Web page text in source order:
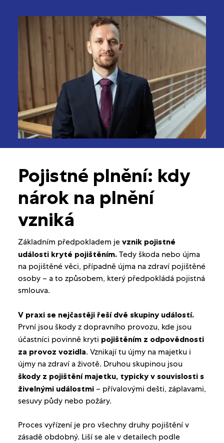
Pojistné plnění: kdy
nárok na plnění
vzniká
Základním předpokladem je vznik pojistné
události kryté pojištěním.Tedy škoda nebo újma
na pojištěné věci, případně újma na zdraví pojištěné
osoby – a to způsobem, který předpokládá pojistná
smlouva.
V praxi se nejčastěji řeší dvě skupiny událostí.
První jsou škody z dopravního provozu, kde jsou
účastníci povinně kryti pojištěním z odpovědnosti
za provoz vozidla. Vznikají tu újmy na majetku i
újmy na zdraví a životě. Druhou skupinou jsou
škody z pojištění majetku, typicky v souvislosti s
živelnými událostmi– přívalovými dešti, záplavami,
sesuvy půdy nebo požáry.
Proces vyřízení je pro všechny druhy pojištění v
zásadě obdobný. Liší se ale v detailech podle